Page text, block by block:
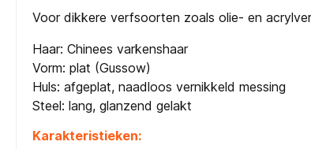
Voor dikkere verfsoorten zoals olie- en
Haar: Chinees varkenshaar
Vorm: plat (Gussow)
Huls: afgeplat, naadloos vernikkeld messing
Steel: lang, glanzend gelakt
Karakteristieken: